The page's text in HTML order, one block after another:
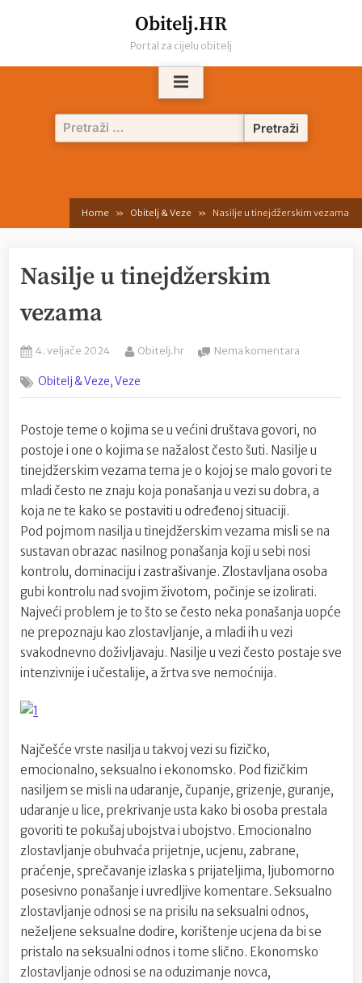
Obitelj.HR
Portal za cijelu obitelj
Pretraži:
Home Obitelj & Veze Nasilje u tinejdžerskim vezama
Nasilje u tinejdžerskim
vezama
Posted
4. veljače 2024 By
Obitelj.hr Nema komentara
Obitelj & Veze,Veze
Postoje teme o kojima se u većini društava govori, no
postoje i one o kojima se nažalost često šuti. Nasilje u
tinejdžerskim vezama tema je o kojoj se malo govori te
mladi često ne znaju koja ponašanja u vezi su dobra, a
koja ne te kako se postaviti u određenoj situaciji.
Pod pojmom nasilja u tinejdžerskim vezama misli se na
sustavan obrazac nasilnog ponašanja koji u sebi nosi
kontrolu, dominaciju i zastrašivanje. Zlostavljana osoba
gubi kontrolu nad svojim životom, počinje se izolirati.
Najveći problem je to što se često neka ponašanja uopće
ne prepoznaju kao zlostavljanje, a mladi ih u vezi
svakodnevno doživljavaju. Nasilje u vezi često postaje sve
intenzivnije i učestalije, a žrtva sve nemoćnija.
Najčešće vrste nasilja u takvoj vezi su fizičko,
emocionalno, seksualno i ekonomsko. Pod fizičkim
nasiljem se misli na udaranje, čupanje, grizenje, guranje,
udaranje u lice, prekrivanje usta kako bi osoba prestala
govoriti te pokušaj ubojstva i ubojstvo. Emocionalno
zlostavljanje obuhvaća prijetnje, ucjenu, zabrane,
praćenje, sprečavanje izlaska s prijateljima, ljubomorno
posesivno ponašanje i uvredljive komentare. Seksualno
zlostavljanje odnosi se na prisilu na seksualni odnos,
neželjene seksualne dodire, korištenje ucjena da bi se
pristalo na seksualni odnos i tome slično. Ekonomsko
zlostavljanje odnosi se na oduzimanje novca,